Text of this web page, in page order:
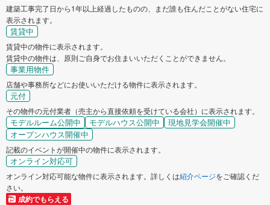
建築工事完了日から1年以上経過したものの、まだ誰も住んだことがない住宅に
表示されます。
賃貸中
賃貸中の物件に表示されます。
賃貸中の物件は、原則ご自身でお住まいいただくことができません。
事業用物件
店舗や事務所などにお使いいただける物件に表示されます。
元付
その物件の元付業者（売主から直接依頼を受けている会社）に表示されます。
モデルルーム公開中 モデルハウス公開中
現地見学会開催中
オープンハウス開催中
記載のイベントが開催中の物件に表示されます。
オンライン対応可
オンライン対応可能な物件に表示されます。詳しくは紹介ページをご確認くだ
さい。
成約でもらえる